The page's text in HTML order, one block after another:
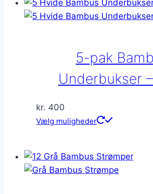
5-pak
Underbukser
kr. 400
Vælg muligheder
Dette
flere
varianter.